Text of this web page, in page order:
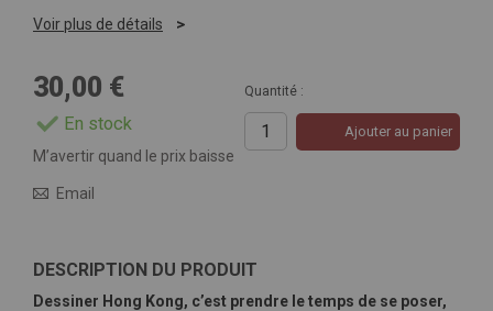
Voir plus de détails
30,00 €
En stock
Quantité :
Ajouter au panier
M’avertir quand le prix baisse
Email
DESCRIPTION DU PRODUIT
Dessiner Hong Kong, c’est prendre le temps de se poser,